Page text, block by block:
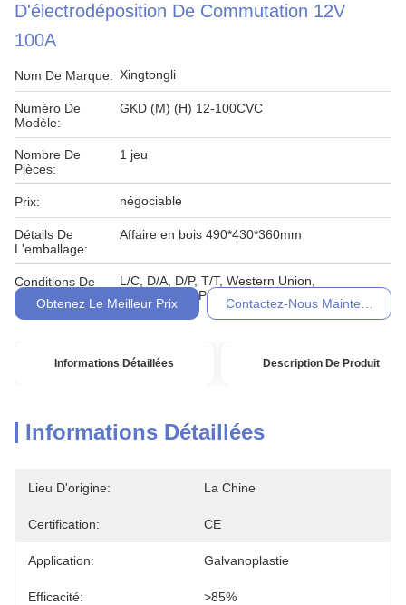
D'électrodéposition De Commutation 12V
100A
Nom De Marque: Xingtongli
Numéro De
Modèle:
GKD (M) (H) 12-100CVC
Nombre De
Pièces:
1 jeu
Prix: négociable
Détails De
L'emballage:
Affaire en bois 490*430*360mm
Conditions De
Paiement:
L/C, D/A, D/P, T/T, Western Union,
MoneyGram, Paypal
Obtenez Le Meilleur Prix Contactez-Nous Maintenant
Informations Détaillées Description De Produit
Informations Détaillées
Lieu D'origine: La Chine
Certification: CE
Application: Galvanoplastie
Efficacité: >85%